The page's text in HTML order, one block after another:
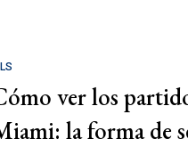
ver los
la forma de